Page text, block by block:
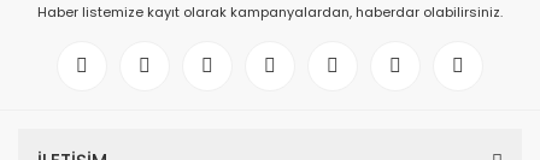
Haber listemize kayıt olarak kampanyalardan, haberdar olabilirsiniz.